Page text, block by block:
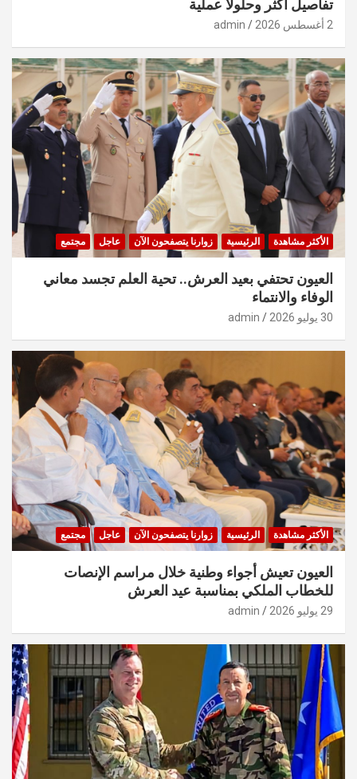
تفاصيل أكثر وحلولًا عملية
2 أغسطس 2026 admin
الأكثر مشاهدة الرئيسية زوارنا يتصفحون الآن عاجل مجتمع
العيون تحتفي بعيد العرش.. تحية العلم تجسد معاني
الوفاء والانتماء
30 يوليو 2026 admin
الأكثر مشاهدة الرئيسية زوارنا يتصفحون الآن عاجل مجتمع
العيون تعيش أجواء وطنية خلال مراسم الإنصات
للخطاب الملكي بمناسبة عيد العرش
29 يوليو 2026 admin